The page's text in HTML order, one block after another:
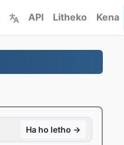
API Litheko Kena
Ha ho letho →